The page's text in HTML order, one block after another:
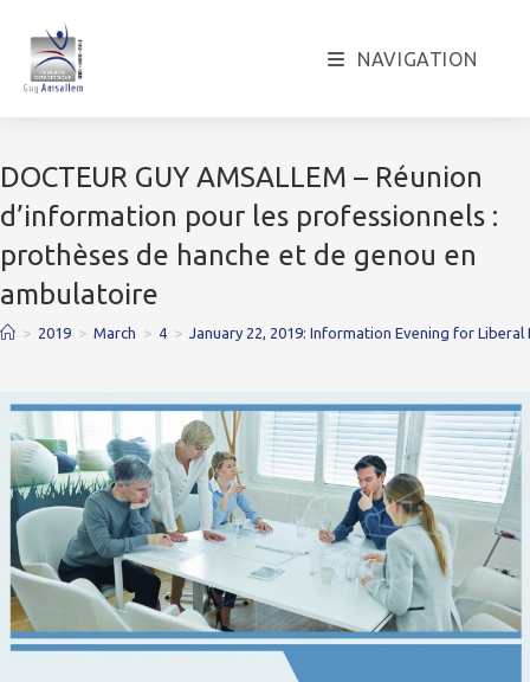
content
NAVIGATION
DOCTEUR GUY AMSALLEM – Réunion
d’information pour les professionnels :
prothèses de hanche et de genou en
ambulatoire
> 2019 > March > 4 > January 22, 2019: Information Evening for Liberal